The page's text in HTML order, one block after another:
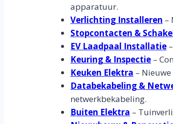
apparatuur.
Verlichting Installeren –
Stopcontacten &
EV Laadpaal Installatie
Keuring & Inspectie –
Keuken Elektra –
Databekabeling &
netwerkbekabeling.
Buiten Elektra –